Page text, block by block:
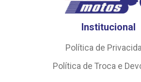
Institucional
Política de
Política de Troca e